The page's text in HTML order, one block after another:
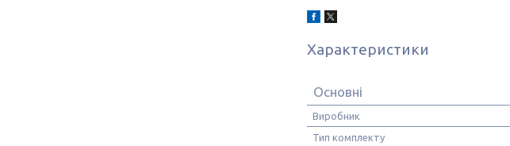
Характеристики
Основні
Виробник
Тип комплекту